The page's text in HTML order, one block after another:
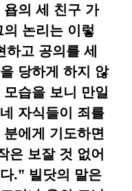
의 세 친구 가
논리는 이렇
고 공의를 세
당하게 하지 않
습을 보니 만일
자식들이 죄를
에게 기도하면
은 보잘 것 없어
.” 빌닷의 말은